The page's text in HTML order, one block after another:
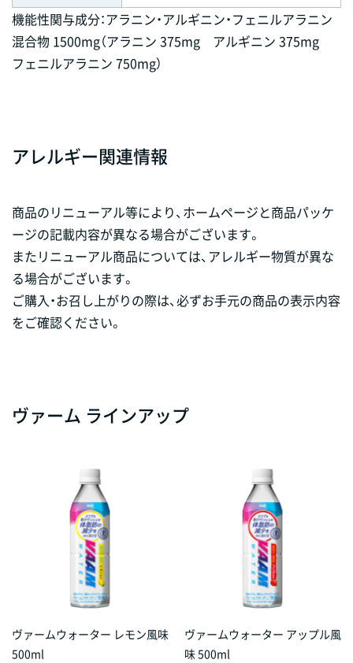
機能性関与成分：アラニン・アルギニン・フェニルアラニン
混合物 1500mg（アラニン 375mg アルギニン 375mg
フェニルアラニン 750mg）
アレルギー関連情報
商品のリニューアル等により、ホームページと商品パッケ
ージの記載内容が異なる場合がございます。
またリニューアル商品については、アレルギー物質が異な
る場合がございます。
ご購入・お召し上がりの際は、必ずお手元の商品の表示内容
をご確認ください。
ヴァーム ラインアップ
ヴァームウォーター レモン風味
500ml
ヴァームウォーター アップル風
味 500ml